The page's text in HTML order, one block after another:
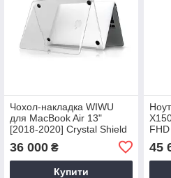
Чохол-накладка WIWU
для MacBook Air 13"
[2018-2020] Crystal Shield
36 000₴
Купити
45